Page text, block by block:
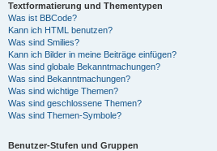
Textformatierung und Thementypen
Was ist BBCode?
Kann ich HTML benutzen?
Was sind Smilies?
Kann ich Bilder in meine Beiträge einfügen?
Was sind globale Bekanntmachungen?
Was sind Bekanntmachungen?
Was sind wichtige Themen?
Was sind geschlossene Themen?
Was sind Themen-Symbole?
Benutzer-Stufen und Gruppen